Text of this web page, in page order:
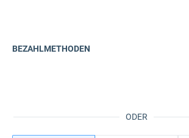
ODER
BEZAHLMETHODEN